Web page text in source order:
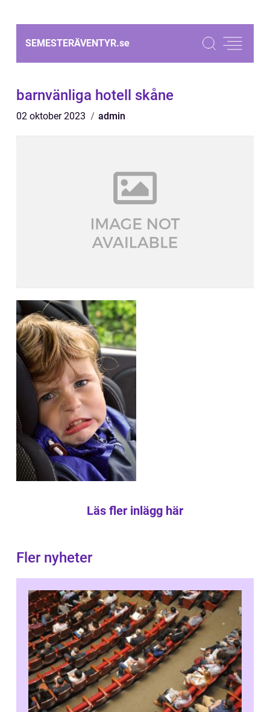
SEMESTERÄVENTYR.se
barnvänliga hotell skåne
02 oktober 2023 admin
Läs fler inlägg här
Fler nyheter